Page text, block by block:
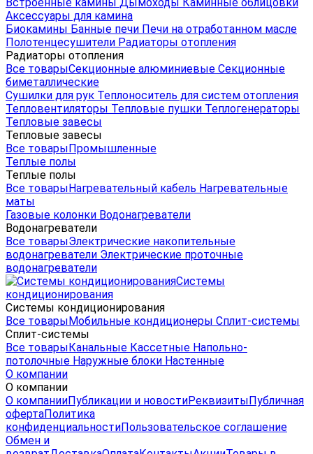
Аксессуары для камина
Биокамины Банные печи Печи на отработанном масле
Полотенцесушители Радиаторы отопления
Радиаторы отопления
Все товарыСекционные алюминиевые Секционные
биметаллические
Сушилки для рук Теплоноситель для систем отопления
Тепловентиляторы Тепловые пушки Теплогенераторы
Тепловые завесы
Тепловые завесы
Все товарыПромышленные
Теплые полы
Теплые полы
Все товарыНагревательный кабель Нагревательные
маты
Газовые колонки Водонагреватели
Водонагреватели
Все товарыЭлектрические накопительные
водонагреватели Электрические проточные
водонагреватели
Системы
кондиционирования
Системы кондиционирования
Все товарыМобильные кондиционеры Сплит-системы
Сплит-системы
Все товарыКанальные Кассетные Напольно-
потолочные Наружные блоки Настенные
О компании
О компании
О компанииПубликации и новостиРеквизитыПубличная
офертаПолитика
конфиденциальностиПользовательское соглашение
Обмен и